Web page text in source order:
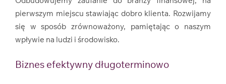
pierwszym miejscu stawiając dobro klienta. Rozwijamy
się w sposób zrównoważony, pamiętając o naszym
wpływie na ludzi i środowisko.
Biznes efektywny długoterminowo